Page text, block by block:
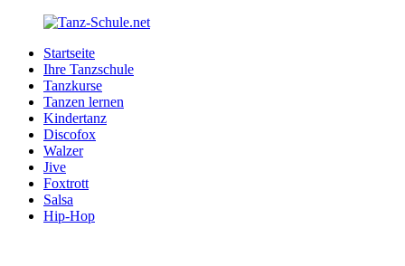
Zurück
Inhalt
Tanz-
Schule.net
Ihre
Tanzschule
Internet
Startseite
Ihre Tanzschule
Tanzkurse
Tanzen lernen
Kindertanz
Discofox
Walzer
Jive
Foxtrott
Salsa
Hip-Hop